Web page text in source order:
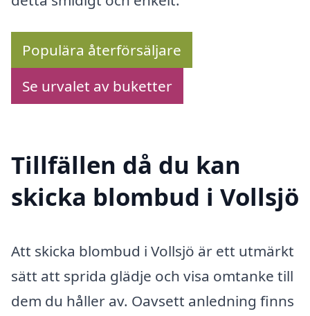
Populära återförsäljare
Se urvalet av buketter
Tillfällen då du kan
skicka blombud i Vollsjö
Att skicka blombud i Vollsjö är ett utmärkt
sätt att sprida glädje och visa omtanke till
dem du håller av. Oavsett anledning finns